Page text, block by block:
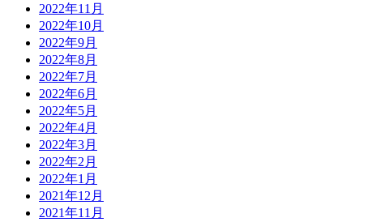
2022年11月
2022年10月
2022年9月
2022年8月
2022年7月
2022年6月
2022年5月
2022年4月
2022年3月
2022年2月
2022年1月
2021年12月
2021年11月